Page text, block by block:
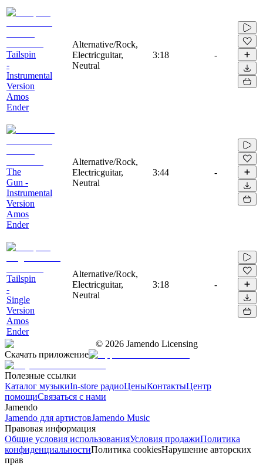
Tailspin
-
Instrumental
Version
Amos
Ender
Alternative/Rock,
Electricguitar,
Neutral
3:18 -
The
Gun -
Instrumental
Version
Amos
Ender
Alternative/Rock,
Electricguitar,
Neutral
3:44 -
Tailspin
-
Single
Version
Amos
Ender
Alternative/Rock,
Electricguitar,
Neutral
3:18 -
© 2026 Jamendo Licensing
Скачать приложение
Полезные ссылки
Каталог музыкиIn-store радиоЦеныКонтактыЦентр
помощиСвязаться с нами
Jamendo
Jamendo для артистовJamendo Music
Правовая информация
Общие условия использованияУсловия продажиПолитика
конфиденциальностиПолитика cookiesНарушение авторских
прав